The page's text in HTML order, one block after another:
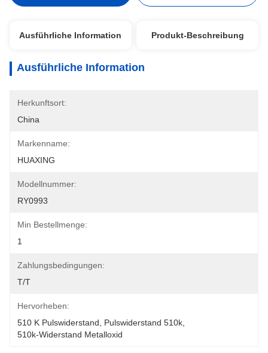
Ausführliche Information Produkt-Beschreibung
Ausführliche Information
Herkunftsort:
China
Markenname:
HUAXING
Modellnummer:
RY0993
Min Bestellmenge:
1
Zahlungsbedingungen:
T/T
Hervorheben:
510 K Pulswiderstand
Pulswiderstand 510k
510k-Widerstand Metalloxid